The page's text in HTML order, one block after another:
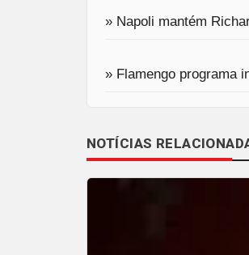
» Napoli mantém
» Flamengo programa
NOTÍCIAS